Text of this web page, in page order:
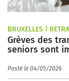
BRUXELLES |
Grèves des
seniors sont
Posté le 04/05/2026